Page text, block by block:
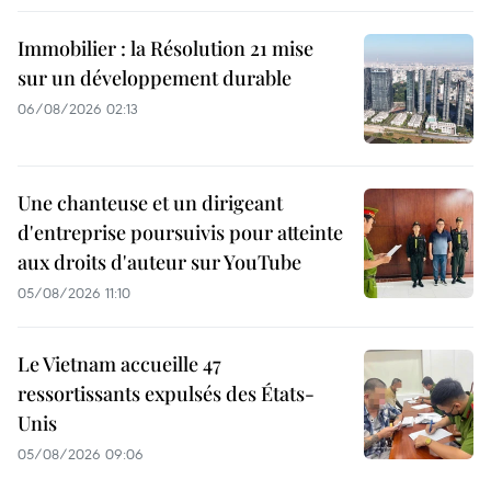
Immobilier : la Résolution 21 mise
sur un développement durable
06/08/2026 02:13
Une chanteuse et un dirigeant
d'entreprise poursuivis pour atteinte
aux droits d'auteur sur YouTube
05/08/2026 11:10
Le Vietnam accueille 47
ressortissants expulsés des États-
Unis
05/08/2026 09:06